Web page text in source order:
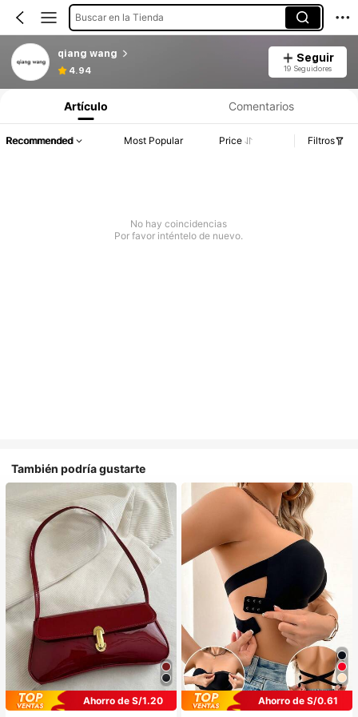
Buscar en la Tienda
qiang wang
4.94
Seguir
19 Seguidores
Artículo Comentarios
Recommended Most Popular Price Filtros
No hay coincidencias
Por favor inténtelo de nuevo.
También podría gustarte
Ahorro de S/1.20
Ahorro de S/0.61